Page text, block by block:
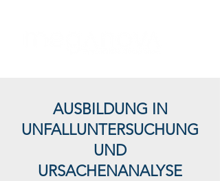
AUSBILDUNG IN
UNFALLUNTERSUCHUNG
UND
URSACHENANALYSE